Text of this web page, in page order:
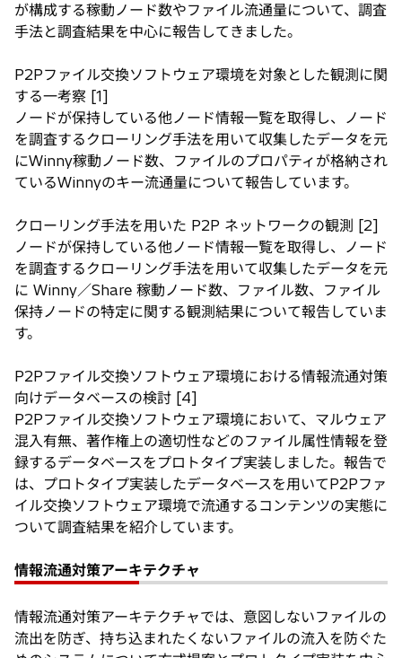
が構成する稼動ノード数やファイル流通量について、調査
手法と調査結果を中心に報告してきました。
P2Pファイル交換ソフトウェア環境を対象とした観測に関
する一考察 [1]
ノードが保持している他ノード情報一覧を取得し、ノード
を調査するクローリング手法を用いて収集したデータを元
にWinny稼動ノード数、ファイルのプロパティが格納され
ているWinnyのキー流通量について報告しています。
クローリング手法を用いた P2P ネットワークの観測 [2]
ノードが保持している他ノード情報一覧を取得し、ノード
を調査するクローリング手法を用いて収集したデータを元
に Winny／Share 稼動ノード数、ファイル数、ファイル
保持ノードの特定に関する観測結果について報告していま
す。
P2Pファイル交換ソフトウェア環境における情報流通対策
向けデータベースの検討 [4]
P2Pファイル交換ソフトウェア環境において、マルウェア
混入有無、著作権上の適切性などのファイル属性情報を登
録するデータベースをプロトタイプ実装しました。報告で
は、プロトタイプ実装したデータベースを用いてP2Pファ
イル交換ソフトウェア環境で流通するコンテンツの実態に
ついて調査結果を紹介しています。
情報流通対策アーキテクチャ
情報流通対策アーキテクチャでは、意図しないファイルの
流出を防ぎ、持ち込まれたくないファイルの流入を防ぐた